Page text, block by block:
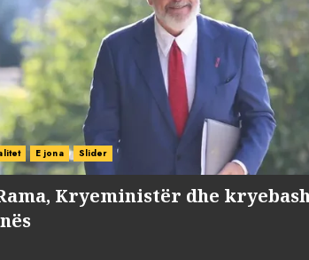
E jona Slider
Kryeministër dhe